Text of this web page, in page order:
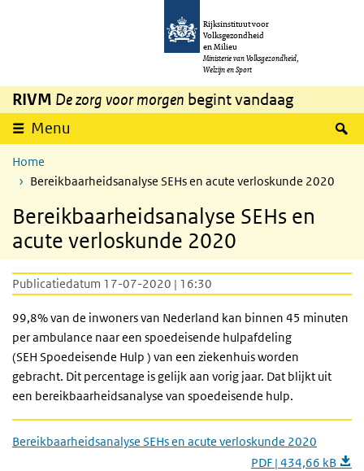
Overslaan en naar de inhoud gaan
Rijksinstituut voor
Volksgezondheid
en Milieu
Ministerie van Volksgezondheid,
Welzijn en Sport
RIVM De zorg voor morgen begint vandaag
Menu
Home
Bereikbaarheidsanalyse SEHs en acute verloskunde 2020
Bereikbaarheidsanalyse SEHs en
acute verloskunde 2020
Publicatiedatum 17-07-2020 | 16:30
99,8% van de inwoners van Nederland kan binnen 45 minuten
per ambulance naar een spoedeisende hulpafdeling
(SEH Spoedeisende Hulp ) van een ziekenhuis worden
gebracht. Dit percentage is gelijk aan vorig jaar. Dat blijkt uit
een bereikbaarheidsanalyse van spoedeisende hulp.
Bereikbaarheidsanalyse SEHs en acute verloskunde 2020
PDF | 434,66 kB